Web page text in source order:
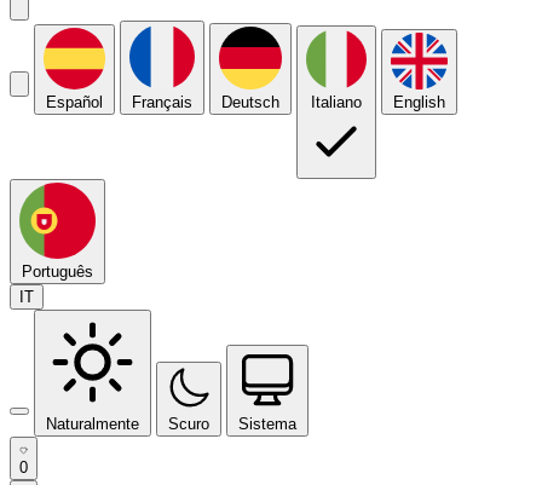
Español Français Deutsch Italiano English
Português
IT
Naturalmente Scuro Sistema
0